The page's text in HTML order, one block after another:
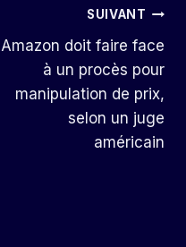
SUIVANT
Amazon doit faire face
à un procès pour
manipulation de prix,
selon un juge
américain